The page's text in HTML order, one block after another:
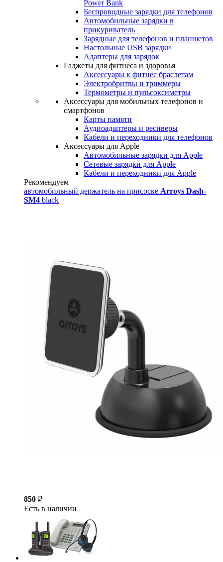
Power Bank
Беспроводные зарядки для телефонов
Автомобильные зарядки в
прикуриватель
Зарядные для телефонов и планшетов
Настольные USB зарядки
Адаптеры для зарядок
Гаджеты для фитнеса и здоровья
Аксессуары к фитнес браслетам
Электробритвы и триммеры
Термометры и пульсоксиметры
Аксессуары для мобильных телефонов и
смартфонов
Карты памяти
Аудиоадаптеры и ресиверы
Кабели и переходники для телефонов
Аксессуары для Apple
Автомобильные зарядки для Apple
Сетевые зарядки для Apple
Кабели и переходники для Apple
Рекомендуем
автомобильный держатель на присоске Arroys Dash-
SM4 black
850 ₽
Есть в наличии